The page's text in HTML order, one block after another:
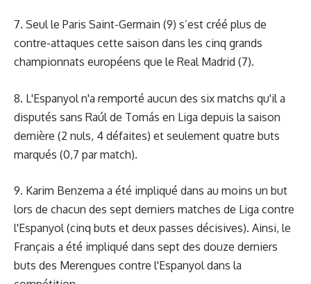
7. Seul le Paris Saint-Germain (9) s’est créé plus de
contre-attaques cette saison dans les cinq grands
championnats européens que le Real Madrid (7).
8. L'Espanyol n'a remporté aucun des six matchs qu'il a
disputés sans Raúl de Tomás en Liga depuis la saison
dernière (2 nuls, 4 défaites) et seulement quatre buts
marqués (0,7 par match).
9. Karim Benzema a été impliqué dans au moins un but
lors de chacun des sept derniers matches de Liga contre
l'Espanyol (cinq buts et deux passes décisives). Ainsi, le
Français a été impliqué dans sept des douze derniers
buts des Merengues contre l'Espanyol dans la